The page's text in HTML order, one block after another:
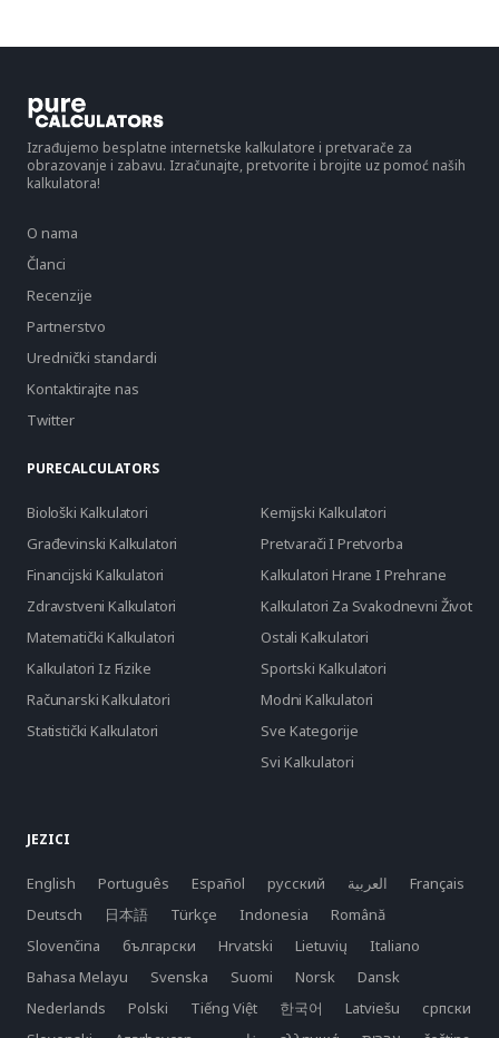
Izrađujemo besplatne internetske kalkulatore i pretvarače za
obrazovanje i zabavu. Izračunajte, pretvorite i brojite uz pomoć naših
kalkulatora!
O nama
Članci
Recenzije
Partnerstvo
Urednički standardi
Kontaktirajte nas
Twitter
PURECALCULATORS
Biološki Kalkulatori
Kemijski Kalkulatori
Građevinski Kalkulatori
Pretvarači I Pretvorba
Financijski Kalkulatori
Kalkulatori Hrane I Prehrane
Zdravstveni Kalkulatori
Kalkulatori Za Svakodnevni Život
Matematički Kalkulatori
Ostali Kalkulatori
Kalkulatori Iz Fizike
Sportski Kalkulatori
Računarski Kalkulatori
Modni Kalkulatori
Statistički Kalkulatori
Sve Kategorije
Svi Kalkulatori
JEZICI
English Português Español русский العربية
Français
Deutsch
日本語 Türkçe Indonesia
Română
Slovenčina
български Hrvatski Lietuvių
Italiano
Bahasa Melayu
Svenska Suomi Norsk
Dansk
Nederlands
Polski Tiếng Việt 한국어 Latviešu
српски